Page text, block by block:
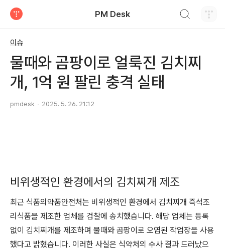
PM Desk
이슈
물때와 곰팡이로 얼룩진 김치찌
개, 1억 원 팔린 충격 실태
pmdesk 2025. 5. 26. 21:12
비위생적인 환경에서의 김치찌개 제조
최근 식품의약품안전처는 비위생적인 환경에서 김치찌개 즉석조
리식품을 제조한 업체를 검찰에 송치했습니다. 해당 업체는 등록
없이 김치찌개를 제조하며 물때와 곰팡이로 오염된 작업장을 사용
했다고 밝혔습니다. 이러한 사실은 식약처의 수사 결과 드러났으